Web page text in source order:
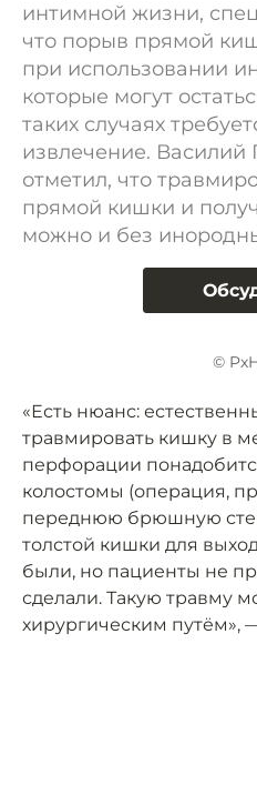
интимной жизни,
что порыв прямой
при использовании
которые могут
таких случаях
извлечение. Василий
отметил, что
прямой кишки и
можно и без
©
«Есть нюанс:
травмировать кишку в
перфорации
колостомы (операция,
переднюю брюшную
толстой кишки для
были, но пациенты не
сделали. Такую травму
хирургическим путём»,